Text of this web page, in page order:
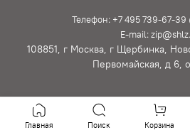
Телефон: +7 495 739-67-39
E-mail:
108851, г Москва, г Щербинка,
Первомайская, д 6,
Главная Поиск Корзина